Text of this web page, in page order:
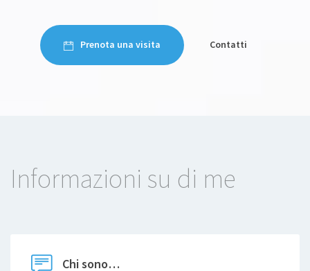
Prenota una visita Contatti
Informazioni su di me
Chi sono…